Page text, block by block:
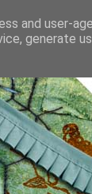
and user-
generate